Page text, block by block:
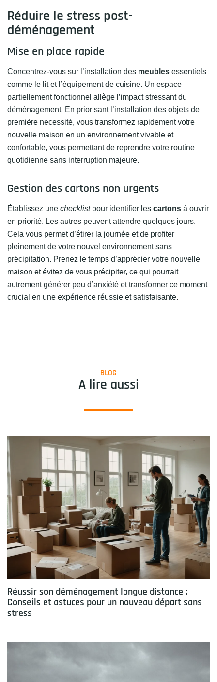
Réduire le stress post-
déménagement
Mise en place rapide
Concentrez-vous sur l’installation des meubles essentiels
comme le lit et l’équipement de cuisine. Un espace
partiellement fonctionnel allège l’impact stressant du
déménagement. En priorisant l’installation des objets de
première nécessité, vous transformez rapidement votre
nouvelle maison en un environnement vivable et
confortable, vous permettant de reprendre votre routine
quotidienne sans interruption majeure.
Gestion des cartons non urgents
Établissez une checklistpour identifier les cartons à ouvrir
en priorité. Les autres peuvent attendre quelques jours.
Cela vous permet d’étirer la journée et de profiter
pleinement de votre nouvel environnement sans
précipitation. Prenez le temps d’apprécier votre nouvelle
maison et évitez de vous précipiter, ce qui pourrait
autrement générer peu d’anxiété et transformer ce moment
crucial en une expérience réussie et satisfaisante.
BLOG
A lire aussi
Réussir son déménagement longue distance :
Conseils et astuces pour un nouveau départ sans
stress